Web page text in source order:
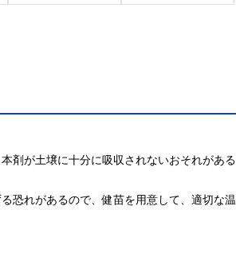
剤が土壌に十分に吸収されないおそれがある
恐れがあるので、健苗を用意して、適切な温